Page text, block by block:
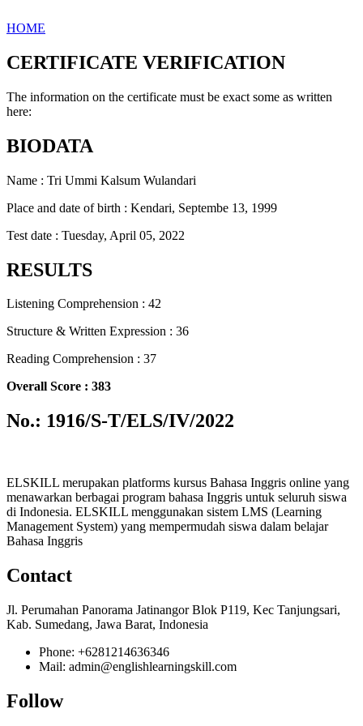
HOME
CERTIFICATE VERIFICATION
The information on the certificate must be exact some as written
here:
BIODATA
Name : Tri Ummi Kalsum Wulandari
Place and date of birth : Kendari, Septembe 13, 1999
Test date : Tuesday, April 05, 2022
RESULTS
Listening Comprehension : 42
Structure & Written Expression : 36
Reading Comprehension : 37
Overall Score : 383
No.: 1916/S-T/ELS/IV/2022
ELSKILL merupakan platforms kursus Bahasa Inggris online yang
menawarkan berbagai program bahasa Inggris untuk seluruh siswa
di Indonesia. ELSKILL menggunakan sistem LMS (Learning
Management System) yang mempermudah siswa dalam belajar
Bahasa Inggris
Contact
Jl. Perumahan Panorama Jatinangor Blok P119, Kec Tanjungsari,
Kab. Sumedang, Jawa Barat, Indonesia
Phone: +6281214636346
Mail: admin@englishlearningskill.com
Follow